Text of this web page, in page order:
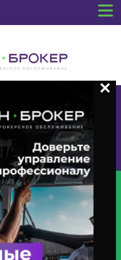
Путь, 109 оф.510
(CHAN) О Корпоративном
По Ценной Бумаге —
Ценных Бумаг В Выпуске» С
«Озон» ИНН 3900045916 (акция 1-